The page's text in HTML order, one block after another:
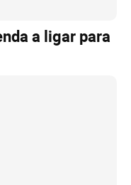
a ligar para